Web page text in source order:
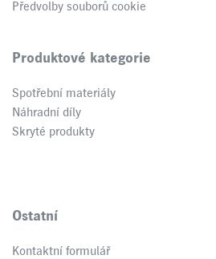
Předvolby souborů cookie
Produktové kategorie
Spotřební materiály
Náhradní díly
Skryté produkty
Ostatní
Kontaktní formulář